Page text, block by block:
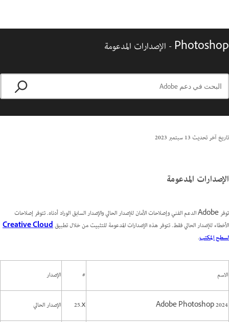
Photoshop - الإصدارات المدعومة
تاريخ آخر تحديث13 سبتمبر 2023
الإصدارات المدعومة
توفر Adobe الدعم الفني وإصلاحات الأمان للإصدار الحالي والإصدار السابق الوراد أدناه. تتوفر إصلاحات
الأخطاء للإصدار الحالي فقط. تتوفر هذه الإصدارات المدعومة للتثبيت من خلال تطبيقCreative Cloud
لسطح المكتب.
الاسم # الإصدار
Adobe Photoshop 2024
‎25.x الإصدار الحالي